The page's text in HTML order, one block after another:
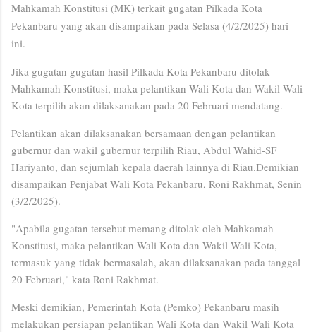
Mahkamah Konstitusi (MK) terkait gugatan Pilkada Kota
Pekanbaru yang akan disampaikan pada Selasa (4/2/2025) hari
ini.
Jika gugatan gugatan hasil Pilkada Kota Pekanbaru ditolak
Mahkamah Konstitusi, maka pelantikan Wali Kota dan Wakil Wali
Kota terpilih akan dilaksanakan pada 20 Februari mendatang.
Pelantikan akan dilaksanakan bersamaan dengan pelantikan
gubernur dan wakil gubernur terpilih Riau, Abdul Wahid-SF
Hariyanto, dan sejumlah kepala daerah lainnya di Riau.Demikian
disampaikan Penjabat Wali Kota Pekanbaru, Roni Rakhmat, Senin
(3/2/2025).
"Apabila gugatan tersebut memang ditolak oleh Mahkamah
Konstitusi, maka pelantikan Wali Kota dan Wakil Wali Kota,
termasuk yang tidak bermasalah, akan dilaksanakan pada tanggal
20 Februari," kata Roni Rakhmat.
Meski demikian, Pemerintah Kota (Pemko) Pekanbaru masih
melakukan persiapan pelantikan Wali Kota dan Wakil Wali Kota